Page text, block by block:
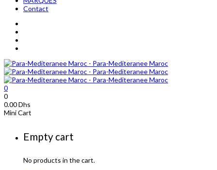
Contact
0
0
0.00Dhs
Mini Cart
Empty cart
No products in the cart.